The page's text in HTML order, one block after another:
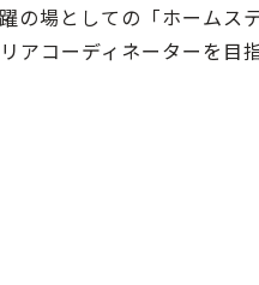
の場としての「ホームス
アコーディネーターを目